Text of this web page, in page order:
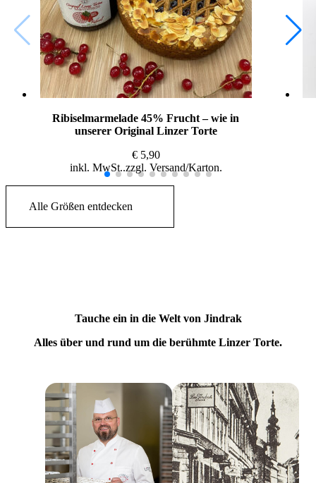
Ribiselmarmelade 45% Frucht – wie in
unserer Original Linzer Torte
€5,90
inkl. MwSt. zzgl. Versand
Alle Größen entdecken
Tauche ein in die Welt von Jindrak
Alles über und rund um die berühmte Linzer Torte.